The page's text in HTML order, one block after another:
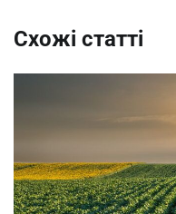
Схожі статті